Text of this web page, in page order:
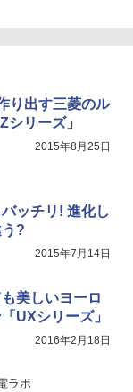
り出す三菱のル
リーズ」
2015年8月25日
ッチリ! 進化し
?
2015年7月14日
美しいヨーロ
UXシリーズ」
2016年2月18日
ラボ